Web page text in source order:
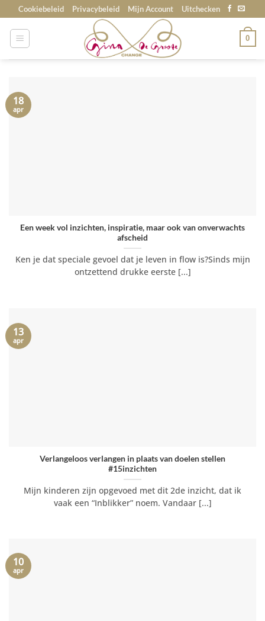
to
content
Cookiebeleid Privacybeleid Mijn Account Uitchecken
0
Een week vol inzichten, inspiratie, maar ook van onverwachts
afscheid
Ken je dat speciale gevoel dat je leven in flow is?Sinds mijn
ontzettend drukke eerste [...]
18
apr
Verlangeloos verlangen in plaats van doelen stellen
#15inzichten
Mijn kinderen zijn opgevoed met dit 2de inzicht, dat ik
vaak een “Inblikker” noem. Vandaar [...]
13
apr
10
apr